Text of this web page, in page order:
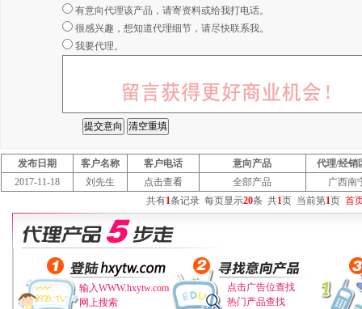
有意向代理该产品，请寄资料或给我打电话。
很感兴趣，想知道代理细节，请尽快联系我。
我要代理。
发布日期 客户名称 客户电话 意向产品
代理/经销
2017-11-18
刘先生 点击查看 全部产品
广西南
共有1条记录 每页显示20条 共1页 当前第1页 首
输入WWW.hxytw.com
网上搜索
点击广告位查找
热门产品查找